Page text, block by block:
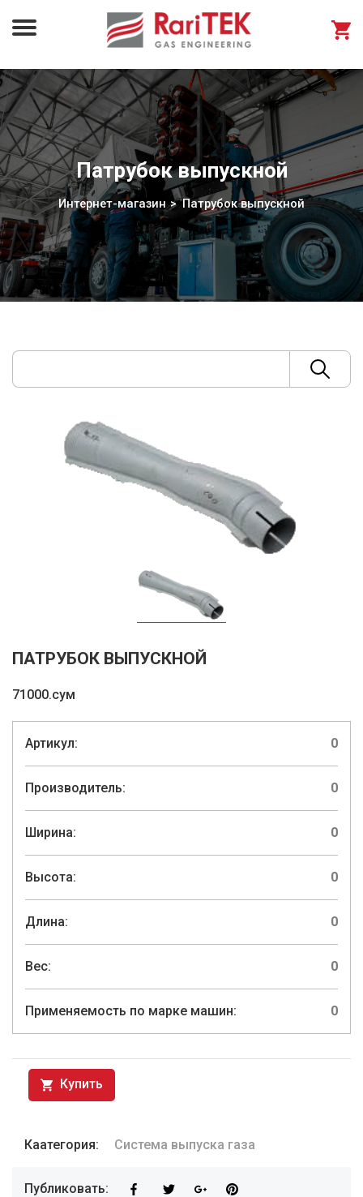
Патрубок выпускной
Интернет-магазин Патрубок выпускной
ПАТРУБОК ВЫПУСКНОЙ
71000.сум
Артикул: 0
Производитель: 0
Ширина: 0
Высота: 0
Длина: 0
Вес: 0
Применяемость по марке машин: 0
Купить
Каатегория: Система выпуска газа
Публиковать: